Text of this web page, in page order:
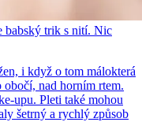
babský trik s nití. Nic
i když o tom málokterá
nad horním rtem.
upu. Pleti také mohou
šetrný a rychlý způsob